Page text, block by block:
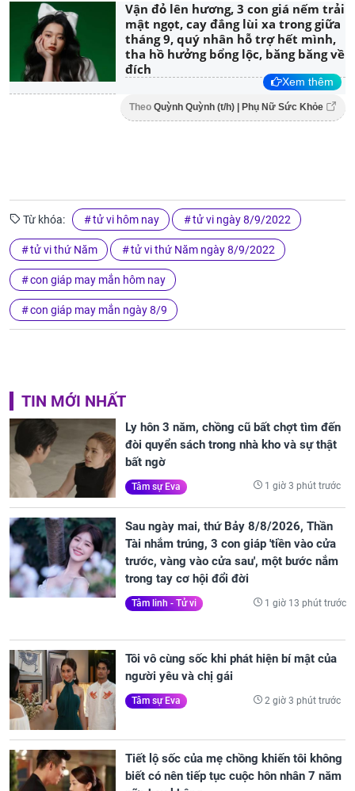
Vận đỏ lên hương, 3 con giá nếm trải
mật ngọt, cay đắng lùi xa trong giữa
tháng 9, quý nhân hỗ trợ hết mình,
tha hồ hưởng bổng lộc, băng băng về
đích
Xem thêm
Theo Quỳnh Quỳnh (t/h) | Phụ Nữ Sức Khỏe
Từ khóa: tử vi hôm nay tử vi ngày 8/9/2022
tử vi thứ Năm tử vi thứ Năm ngày 8/9/2022
con giáp may mắn hôm nay
con giáp may mắn ngày 8/9
TIN MỚI NHẤT
Ly hôn 3 năm, chồng cũ bất chợt tìm đến
đòi quyển sách trong nhà kho và sự thật
bất ngờ
Tâm sự Eva 1 giờ 3 phút trước
Sau ngày mai, thứ Bảy 8/8/2026, Thần
Tài nhắm trúng, 3 con giáp 'tiền vào cửa
trước, vàng vào cửa sau', một bước nắm
trong tay cơ hội đổi đời
Tâm linh - Tử vi 1 giờ 13 phút trước
Tôi vô cùng sốc khi phát hiện bí mật của
người yêu và chị gái
Tâm sự Eva 2 giờ 3 phút trước
Tiết lộ sốc của mẹ chồng khiến tôi không
biết có nên tiếp tục cuộc hôn nhân 7 năm